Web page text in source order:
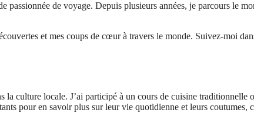
de voyage. Depuis plusieurs années, je parcours le
et mes coups de cœur à travers le monde. Suivez-moi
culture locale. J’ai participé à un cours de cuisine traditionnelle
pour en savoir plus sur leur vie quotidienne et leurs